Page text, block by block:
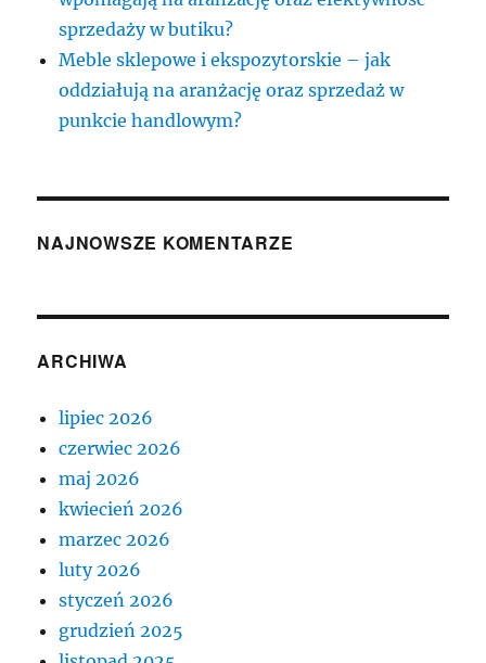
sprzedaży w butiku?
Meble sklepowe i ekspozytorskie – jak
oddziałują na aranżację oraz sprzedaż w
punkcie handlowym?
NAJNOWSZE KOMENTARZE
ARCHIWA
lipiec 2026
czerwiec 2026
maj 2026
kwiecień 2026
marzec 2026
luty 2026
styczeń 2026
grudzień 2025